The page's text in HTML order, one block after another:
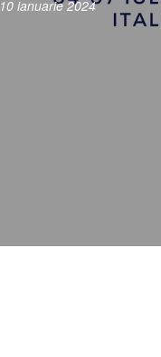
10 ianuarie 2024